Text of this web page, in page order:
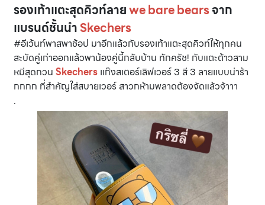
รองเท้าแตะสุดคิวท์ลายwe bare bearsจาก
แบรนด์ชั้นนำSkechers
#อีเว้นท์พาสพาช้อป มาอีกแล้วกับรองเท้าแตะสุดคิวท์ให้ทุกคน
สะบัดคู่เก่าออกแล้วพาน้องคู่นี้กลับบ้าน ทักครัช! กับแตะต้าวสาม
หมีสุดกวน Skechers แก๊งสเตอร์เลิฟเวอร์ 3 สี 3 ลายแบบน่าร้า
กกกก ที่สำคัญใส่สบายเวอร์ สาวกห้ามพลาดต้องจัดแล้วจ้าาา
.